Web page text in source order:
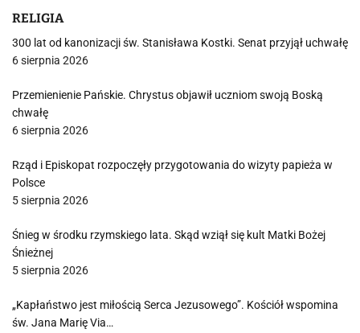
RELIGIA
300 lat od kanonizacji św. Stanisława Kostki. Senat przyjął uchwałę
6 sierpnia 2026
Przemienienie Pańskie. Chrystus objawił uczniom swoją Boską
chwałę
6 sierpnia 2026
Rząd i Episkopat rozpoczęły przygotowania do wizyty papieża w
Polsce
5 sierpnia 2026
Śnieg w środku rzymskiego lata. Skąd wziął się kult Matki Bożej
Śnieżnej
5 sierpnia 2026
„Kapłaństwo jest miłością Serca Jezusowego”. Kościół wspomina
św. Jana Marię Via…